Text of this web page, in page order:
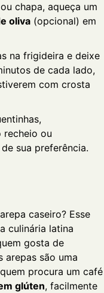
chapa, aqueça um
oliva(opcional) em
na frigideira e deixe
de cada lado,
com crosta
recheio ou
sua preferência.
caseiro? Esse
culinária latina
gosta de
arepas são uma
procura um café
glúten, facilmente